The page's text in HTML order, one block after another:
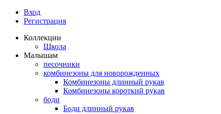
Вход
Регистрация
Коллекции
Школа
Малышам
песочники
комбинезоны для новорожденных
Комбинезоны длинный рукав
Комбинезоны короткий рукав
боди
Боди длинный рукав